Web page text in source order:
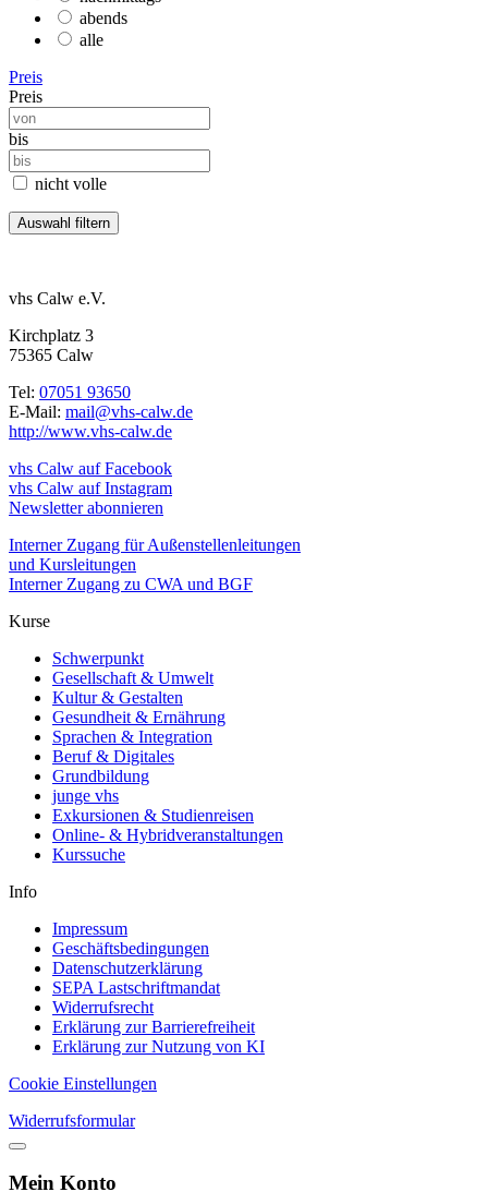
abends
alle
Preis
Preis
bis
nicht volle
vhs Calw e.V.
Kirchplatz 3
75365 Calw
Tel: 07051 93650
E-Mail: mail@vhs-calw.de
http://www.vhs-calw.de
vhs Calw auf Facebook
vhs Calw auf Instagram
Newsletter abonnieren
Interner Zugang für Außenstellenleitungen
und Kursleitungen
Interner Zugang zu CWA und BGF
Kurse
Schwerpunkt
Gesellschaft & Umwelt
Kultur & Gestalten
Gesundheit & Ernährung
Sprachen & Integration
Beruf & Digitales
Grundbildung
junge vhs
Exkursionen & Studienreisen
Online- & Hybridveranstaltungen
Kurssuche
Info
Impressum
Geschäftsbedingungen
Datenschutzerklärung
SEPA Lastschriftmandat
Widerrufsrecht
Erklärung zur Barrierefreiheit
Erklärung zur Nutzung von KI
Cookie Einstellungen
Widerrufsformular
Mein Konto